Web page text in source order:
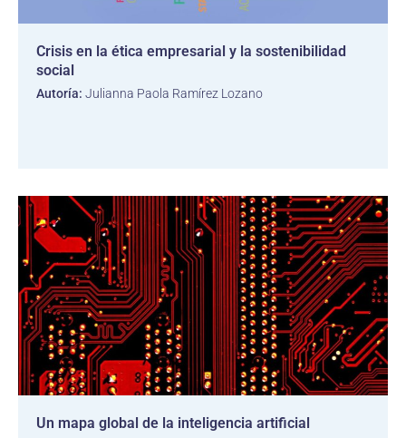
Crisis en la ética empresarial y la sostenibilidad
social
Autoría: Julianna Paola Ramírez Lozano
Un mapa global de la inteligencia artificial